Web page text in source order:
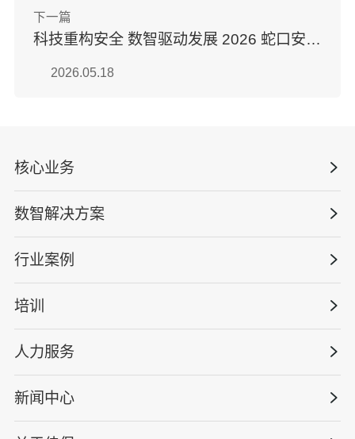
下一篇
科技重构安全 数智驱动发展 2026 蛇口安全科技与产业融合大会在深圳盛大启幕
2026.05.18
核心业务
数智安全科技
安全战略咨询
管理体系建设
安全技能提升
工程安全服务
巡查监督审计
数智解决方案
量化安全云
智慧化系统
智能终端
行业案例
政府安全监管
工程建设/地产物业
能源电力
仓储物流
培训
版权安全课程
行业定制课程
资质与专业技能版权课
人力服务
高薪岗位
HSE 专家服务
新闻中心